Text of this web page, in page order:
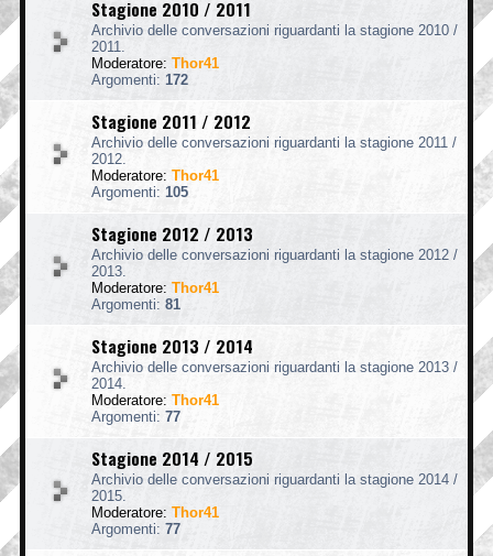
Stagione 2010 / 2011
Archivio delle conversazioni riguardanti la stagione 2010 /
2011.
Moderatore: Thor41
Argomenti: 172
Stagione 2011 / 2012
Archivio delle conversazioni riguardanti la stagione 2011 /
2012.
Moderatore: Thor41
Argomenti: 105
Stagione 2012 / 2013
Archivio delle conversazioni riguardanti la stagione 2012 /
2013.
Moderatore: Thor41
Argomenti: 81
Stagione 2013 / 2014
Archivio delle conversazioni riguardanti la stagione 2013 /
2014.
Moderatore: Thor41
Argomenti: 77
Stagione 2014 / 2015
Archivio delle conversazioni riguardanti la stagione 2014 /
2015.
Moderatore: Thor41
Argomenti: 77